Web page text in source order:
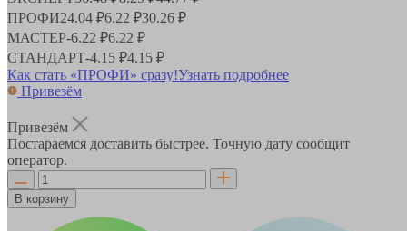
ПРОФИ24.04 ₽6.22 ₽30.26 ₽
МАСТЕР-6.22 ₽6.22 ₽
СТАНДАРТ-4.15 ₽4.15 ₽
Как стать «ПРОФИ» сразу!Узнать подробнее
Привезём
Привезём
Постараемся доставить быстрее. Точную дату сообщит
оператор.
В корзину